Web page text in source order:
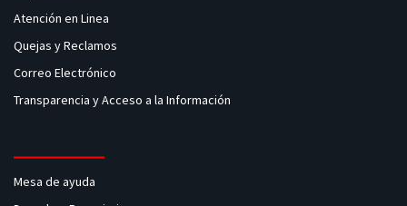
Atención en Linea
Quejas y Reclamos
Correo Electrónico
Transparencia y Acceso a la Información
Mesa de ayuda